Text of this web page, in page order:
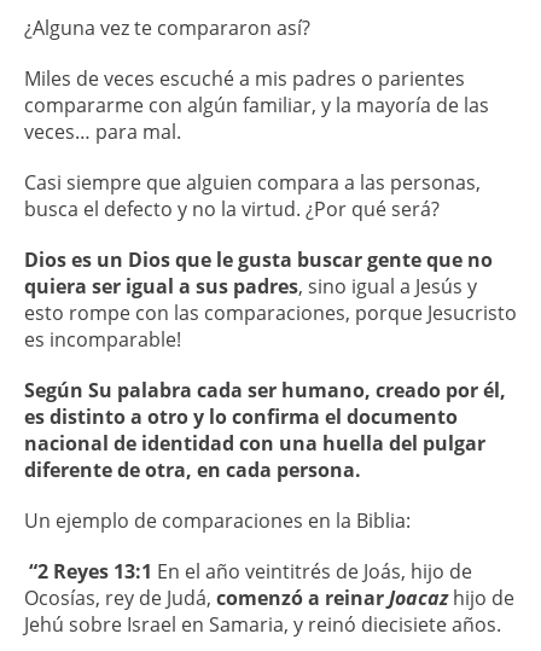
¿Alguna vez te compararon así?
Miles de veces escuché a mis padres o parientes
compararme con algún familiar, y la mayoría de las
veces… para mal.
Casi siempre que alguien compara a las personas,
busca el defecto y no la virtud. ¿Por qué será?
Dios es un Dios que le gusta buscar gente que no
quiera ser igual a sus padres, sino igual a Jesús y
esto rompe con las comparaciones, porque Jesucristo
es incomparable!
Según Su palabra cada ser humano, creado por él,
es distinto a otro y lo confirma el documento
nacional de identidad con una huella del pulgar
diferente de otra, en cada persona.
Un ejemplo de comparaciones en la Biblia:
“2 Reyes 13:1 En el año veintitrés de Joás, hijo de
Ocosías, rey de Judá, comenzó a reinarJoacazhijo de
Jehú sobre Israel en Samaria, y reinó diecisiete años.